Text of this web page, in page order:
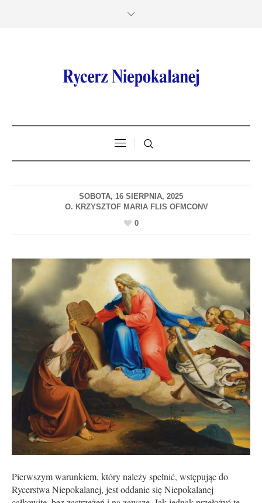
SOBOTA, 16 SIERPNIA, 2025
0
Pierwszym warunkiem, który należy spełnić, wstępując do
Rycerstwa Niepokalanej, jest oddanie się Niepokalanej